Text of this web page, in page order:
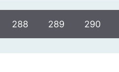
288 289 290